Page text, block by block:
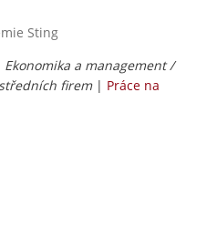
Sting
Ekonomika a management /
firem| Práce na